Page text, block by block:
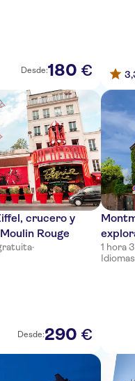
Desde:180 €
crucero y
Rouge
·
Desde:290 €
1 hora